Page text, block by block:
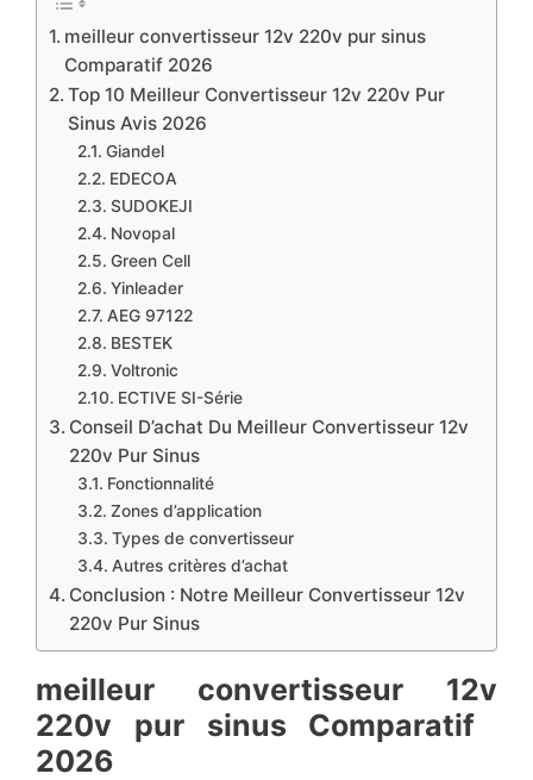
meilleur convertisseur 12v 220v pur sinus
Comparatif ​2026
Top 10 Meilleur Convertisseur 12v 220v Pur
Sinus Avis 2026
Giandel
EDECOA
SUDOKEJI
Novopal
Green Cell
Yinleader
AEG 97122
BESTEK
Voltronic
ECTIVE SI-Série
Conseil D’achat Du Meilleur Convertisseur 12v
220v Pur Sinus
Fonctionnalité
Zones d’application
Types de convertisseur
Autres critères d’achat
Conclusion : Notre Meilleur Convertisseur 12v
220v Pur Sinus
meilleur convertisseur 12v
220v pur sinus Comparatif ​
2026